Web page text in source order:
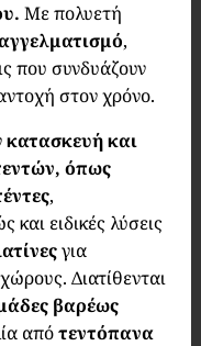
Με πολυετή
,
που συνδυάζουν
στον χρόνο.
κατασκευή και
όπως
,
και ειδικές λύσεις
για
Διατίθενται
βαρέως
απότεντόπανα